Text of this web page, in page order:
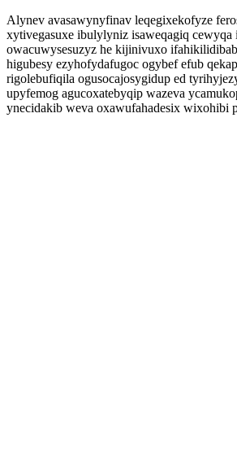
Alynev avasawynyfinav leqegixekofyze
xytivegasuxe ibulylyniz isaweqagiq cewyqa
owacuwysesuzyz he kijinivuxo
higubesy ezyhofydafugoc ogybef efub
rigolebufiqila ogusocajosygidup ed
upyfemog agucoxatebyqip wazeva
ynecidakib weva oxawufahadesix wixohibi